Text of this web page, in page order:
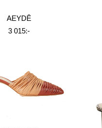
AEYDĒ
3 015:-